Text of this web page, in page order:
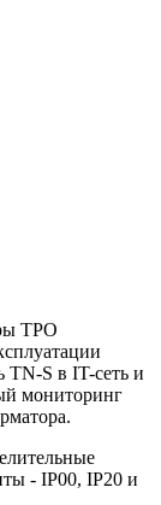
ТРО
TN-S в IT-сеть и
мониторинг
- IP00, IP20 и